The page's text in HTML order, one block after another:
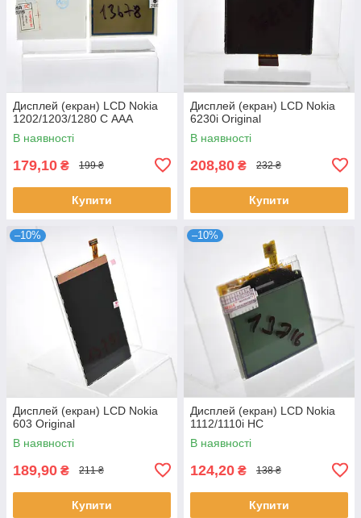
Дисплей (екран) LCD Nokia
1202/1203/1280 C ААА
В наявності
179,10 ₴ 199 ₴
Купити
Дисплей (екран) LCD Nokia
6230i Original
В наявності
208,80 ₴ 232 ₴
Купити
–10%
Дисплей (екран) LCD Nokia
603 Original
В наявності
189,90 ₴ 211 ₴
Купити
–10%
Дисплей (екран) LCD Nokia
1112/1110i HC
В наявності
124,20 ₴ 138 ₴
Купити